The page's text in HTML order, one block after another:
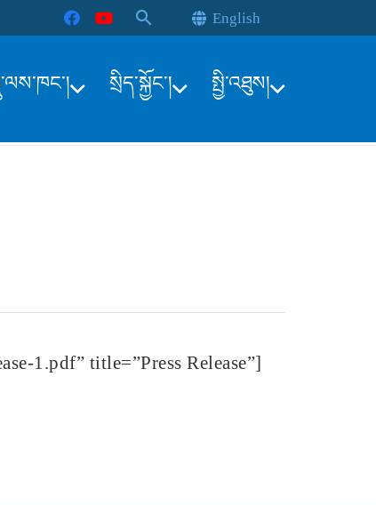
search English
སྲིད་སྐྱོང་། སྤྱི་འཐུས།
1.pdf” title=”Press Release”]